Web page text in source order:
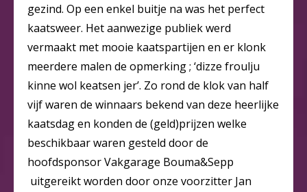
gezind. Op een enkel buitje na was het perfect
kaatsweer. Het aanwezige publiek werd
vermaakt met mooie kaatspartijen en er klonk
meerdere malen de opmerking ; ‘dizze froulju
kinne wol keatsen jer’. Zo rond de klok van half
vijf waren de winnaars bekend van deze heerlijke
kaatsdag en konden de (geld)prijzen welke
beschikbaar waren gesteld door de
hoofdsponsor Vakgarage Bouma&Sepp
uitgereikt worden door onze voorzitter Jan